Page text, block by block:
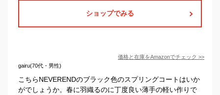
ショップでみる
価格と在庫をAmazonでチェック >>
gairu(70代・男性)
こちらNEVERENDのブラック色のスプリングコートはいか
がでしょうか。春に羽織るのに丁度良い薄手の軽い作りで